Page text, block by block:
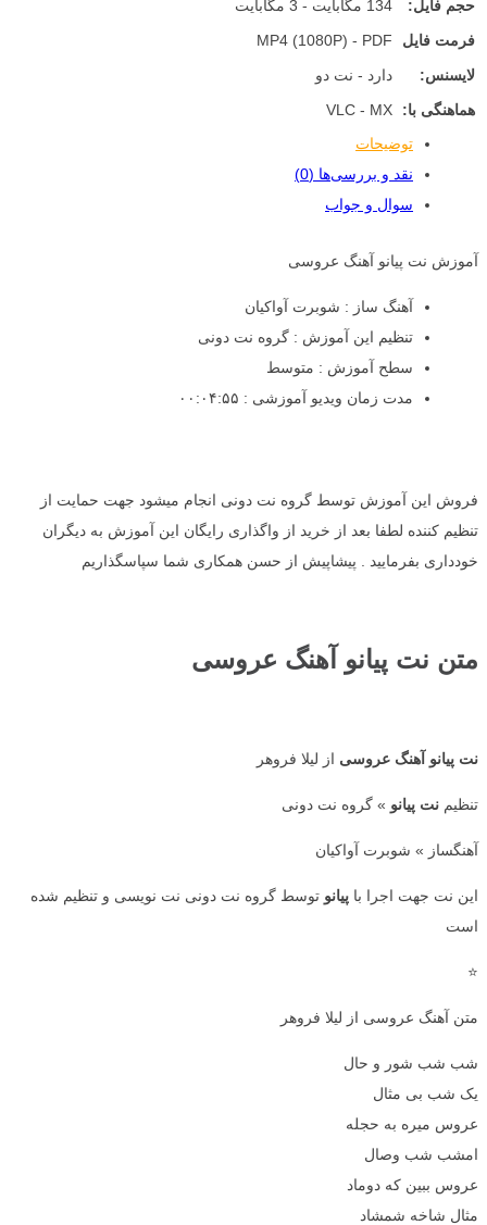
حجم فایل:
134 مگابایت - 3 مگابایت
فرمت فایل
MP4 (1080P) - PDF
لایسنس:
دارد - نت دو
هماهنگی با:
VLC - MX
توضیحات
نقد و بررسی‌ها (0)
سوال و جواب
آموزش نت پیانو آهنگ عروسی
آهنگ ساز : شوبرت آواکیان
تنظیم این آموزش : گروه نت دونی
سطح آموزش : متوسط
مدت زمان ویدیو آموزشی : ۰۰:۰۴:۵۵
فروش این آموزش توسط گروه نت دونی انجام میشود جهت حمایت از
تنظیم کننده لطفا بعد از خرید از واگذاری رایگان این آموزش به دیگران
خودداری بفرمایید . پیشاپیش از حسن همکاری شما سپاسگذاریم
متن نت پیانو آهنگ عروسی
نت پیانو آهنگ عروسی از لیلا فروهر
تنظیم نت پیانو » گروه نت دونی
آهنگساز » شوبرت آواکیان
این نت جهت اجرا با پیانو توسط گروه نت دونی نت نویسی و تنظیم شده
است
⭐
متن آهنگ عروسی از لیلا فروهر
شب شب شور و حال
یک شب بی مثال
عروس میره به حجله
امشب شب وصال
عروس ببین که دوماد
مثال شاخه شمشاد